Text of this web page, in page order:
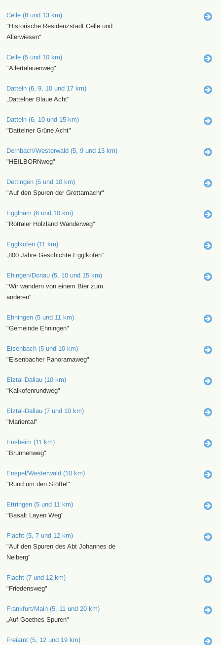
Celle (8 und 13 km)
"Historische Residenzstadt Celle und
Allerwiesen"
Celle (5 und 10 km)
"Allertalauenweg"
Datteln (6, 9, 10 und 17 km)
„Dattelner Blaue Acht"
Datteln (6, 10 und 15 km)
"Dattelner Grüne Acht"
Dernbach/Westerwald (5, 9 und 13 km)
"HEILBORNweg"
Dettingen (5 und 10 km)
"Auf den Spuren der Grettamachr"
Egglham (6 und 10 km)
"Rottaler Holzland Wanderweg"
Egglkofen (11 km)
„800 Jahre Geschichte Egglkofen“
Ehingen/Donau (5, 10 und 15 km)
"Wir wandern von einem Bier zum
anderen"
Ehningen (5 und 11 km)
"Gemeinde Ehningen"
Eisenbach (5 und 10 km)
"Eisenbacher Panoramaweg"
Elztal-Dallau (10 km)
"Kalkofenrundweg"
Elztal-Dallau (7 und 10 km)
"Mariental"
Ensheim (11 km)
"Brunnenweg"
Enspel/Westerwald (10 km)
"Rund um den Stöffel"
Ettringen (5 und 11 km)
"Basalt Layen Weg"
Flacht (5, 7 und 12 km)
"Auf den Spuren des Abt Johannes de
Neiberg"
Flacht (7 und 12 km)
"Friedensweg"
Frankfurt/Main (5, 11 und 20 km)
„Auf Goethes Spuren"
Freiamt (5, 12 und 19 km)